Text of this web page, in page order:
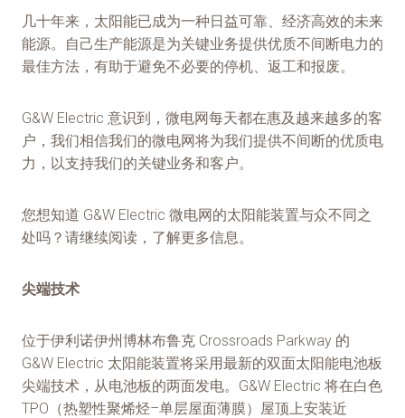
几十年来，太阳能已成为一种日益可靠、经济高效的未来
能源。自己生产能源是为关键业务提供优质不间断电力的
最佳方法，有助于避免不必要的停机、返工和报废。
G&W Electric 意识到，微电网每天都在惠及越来越多的客
户，我们相信我们的微电网将为我们提供不间断的优质电
力，以支持我们的关键业务和客户。
您想知道 G&W Electric 微电网的太阳能装置与众不同之
处吗？请继续阅读，了解更多信息。
尖端技术
位于伊利诺伊州博林布鲁克 Crossroads Parkway 的
G&W Electric 太阳能装置将采用最新的双面太阳能电池板
尖端技术，从电池板的两面发电。G&W Electric 将在白色
TPO（热塑性聚烯烃–单层屋面薄膜）屋顶上安装近